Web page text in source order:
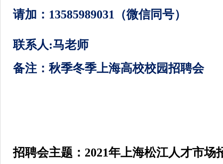
请加：13585989031（微信同号）
联系人:马老师
备注：秋季冬季上海高校校园招聘会
招聘会主题： 2021年上海松江人才市场